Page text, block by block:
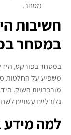
מסחר.
חשיבות
במסחר
במסחר בפורקס,
משפיע על החלטות
מורכבויות השוק.
גלובליים עשויים
למה מידע